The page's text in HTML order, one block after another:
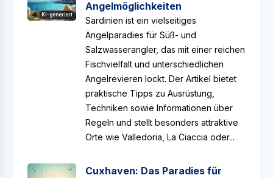
KI-generiert
Angelmöglichkeiten
Sardinien ist ein vielseitiges
Angelparadies für Süß- und
Salzwasserangler, das mit einer reichen
Fischvielfalt und unterschiedlichen
Angelrevieren lockt. Der Artikel bietet
praktische Tipps zu Ausrüstung,
Techniken sowie Informationen über
Regeln und stellt besonders attraktive
Orte wie Valledoria, La Ciaccia oder...
Cuxhaven: Das Paradies für